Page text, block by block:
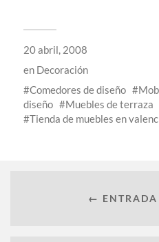
20 abril, 2008
en Decoración
Comedores de diseño
diseño
Muebles de terraza
Tienda de muebles en
← ENTRADA